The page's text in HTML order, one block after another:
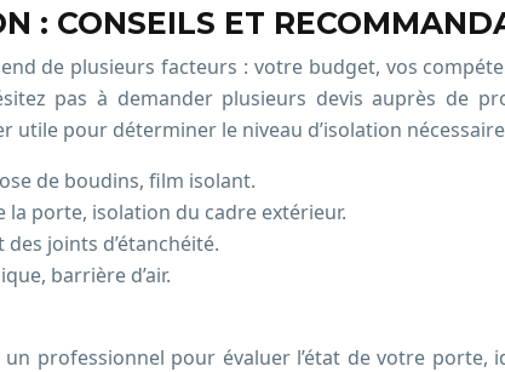
: CONSEILS ET
de plusieurs facteurs : votre budget, vos
pas à demander plusieurs devis auprès de
utile pour déterminer le niveau d’isolation
de boudins, film isolant.
la porte, isolation du cadre extérieur.
des joints d’étanchéité.
barrière d’air.
professionnel pour évaluer l’état de votre